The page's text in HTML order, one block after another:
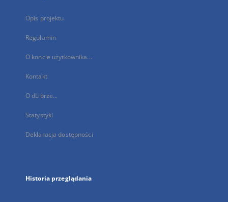
Opis projektu
Regulamin
O koncie użytkownika...
Kontakt
O dLibrze...
Statystyki
Deklaracja dostępności
Historia przeglądania